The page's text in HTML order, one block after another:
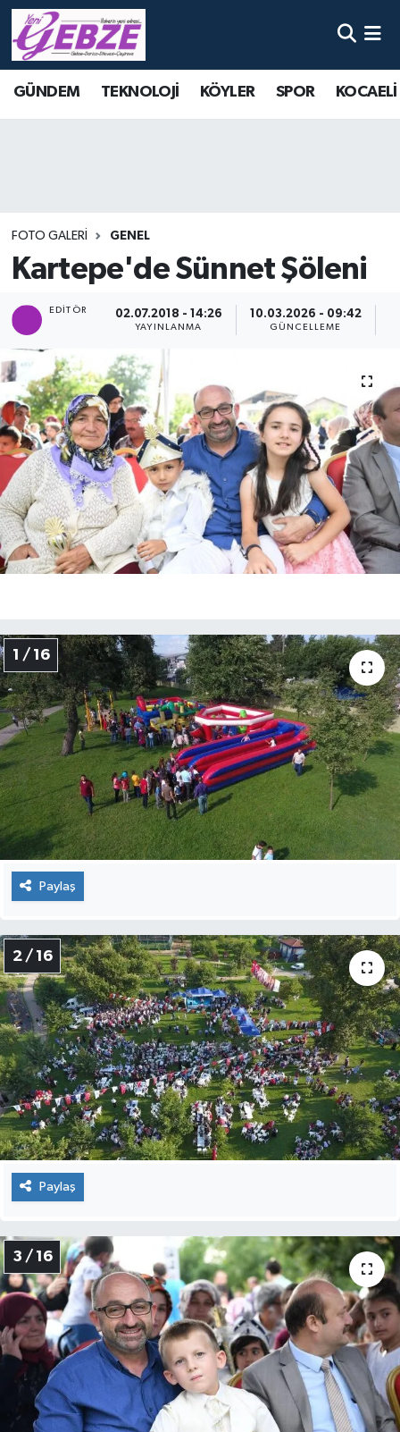
GÜNDEM TEKNOLOJİ KÖYLER SPOR
FOTO GALERI GENEL
Kartepe'de Sünnet Şöleni
EDITÖR 02.07.2018 - 14:26
YAYINLANMA
10.03.2026 - 09:42
GÜNCELLEME
1 / 16
Paylaş
2 / 16
Paylaş
3 / 16
Nöbetçi Eczaneler
Haber Arşivi